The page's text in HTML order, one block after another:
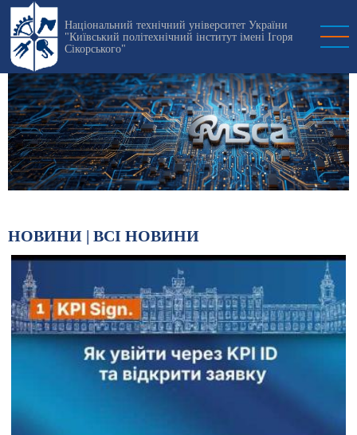
Перейти
основного
вмісту
Національний технічний університет України
"Київський політехнічний інститут імені Ігоря
Сікорського"
НОВИНИ | ВСІ НОВИНИ